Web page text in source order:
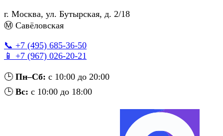
г. Москва, ул. Бутырская, д. 2/18
Ⓜ Савёловская
📞 +7 (495) 685‑36‑50
📱 +7 (967) 026‑20‑21
🕒 Пн–Сб: с 10:00 до 20:00
🕒 Вс: с 10:00 до 18:00